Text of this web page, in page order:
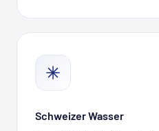
Schweizer Wasser